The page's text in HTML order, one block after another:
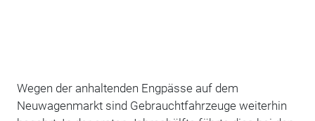
Wegen der anhaltenden Engpässe auf dem
Neuwagenmarkt sind Gebrauchtfahrzeuge weiterhin